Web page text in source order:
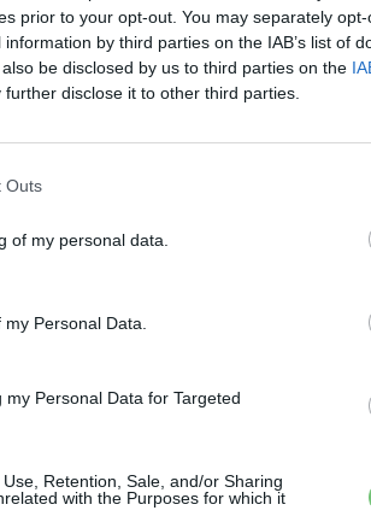
prior to your opt-out. You may separately
by third parties on the IAB’s list of
be disclosed by us to third parties on the
further disclose it to other third parties.
Outs
of my personal data.
Personal Data.
Personal Data for Targeted
Retention, Sale, and/or Sharing
with the Purposes for which it
arra az esetre, ha a terepezés
kijelzőmodern, high-tech
hogy a Renault nem
oszlopra helyezték, a